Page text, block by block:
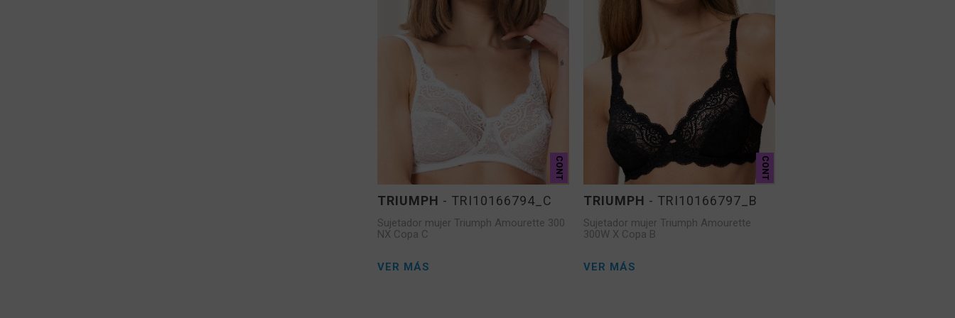
CONT
TRIUMPH - TRI10166794_C
Sujetador mujer Triumph Amourette 300
NX Copa C
VER MÁS
CONT
TRIUMPH - TRI10166797_B
Sujetador mujer Triumph Amourette
300W X Copa B
VER MÁS